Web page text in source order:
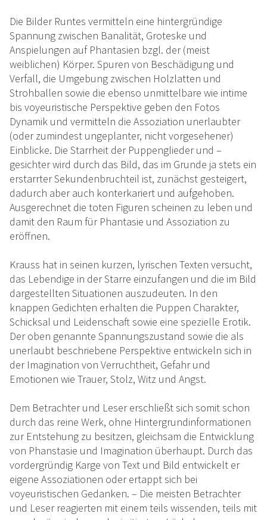
Die Bilder Runtes vermitteln eine hintergründige
Spannung zwischen Banalität, Groteske und
Anspielungen auf Phantasien bzgl. der (meist
weiblichen) Körper. Spuren von Beschädigung und
Verfall, die Umgebung zwischen Holzlatten und
Strohballen sowie die ebenso unmittelbare wie intime
bis voyeuristische Perspektive geben den Fotos
Dynamik und vermitteln die Assoziation unerlaubter
(oder zumindest ungeplanter, nicht vorgesehener)
Einblicke. Die Starrheit der Puppenglieder und –
gesichter wird durch das Bild, das im Grunde ja stets ein
erstarrter Sekundenbruchteil ist, zunächst gesteigert,
dadurch aber auch konterkariert und aufgehoben.
Ausgerechnet die toten Figuren scheinen zu leben und
damit den Raum für Phantasie und Assoziation zu
eröffnen.
Krauss hat in seinen kurzen, lyrischen Texten versucht,
das Lebendige in der Starre einzufangen und die im Bild
dargestellten Situationen auszudeuten. In den
knappen Gedichten erhalten die Puppen Charakter,
Schicksal und Leidenschaft sowie eine spezielle Erotik.
Der oben genannte Spannungszustand sowie die als
unerlaubt beschriebene Perspektive entwickeln sich in
der Imagination von Verruchtheit, Gefahr und
Emotionen wie Trauer, Stolz, Witz und Angst.
Dem Betrachter und Leser erschließt sich somit schon
durch das reine Werk, ohne Hintergrundinformationen
zur Entstehung zu besitzen, gleichsam die Entwicklung
von Phanstasie und Imagination überhaupt. Durch das
vordergründig Karge von Text und Bild entwickelt er
eigene Assoziationen oder ertappt sich bei
voyeuristischen Gedanken. – Die meisten Betrachter
und Leser reagierten mit einem teils wissenden, teils mit